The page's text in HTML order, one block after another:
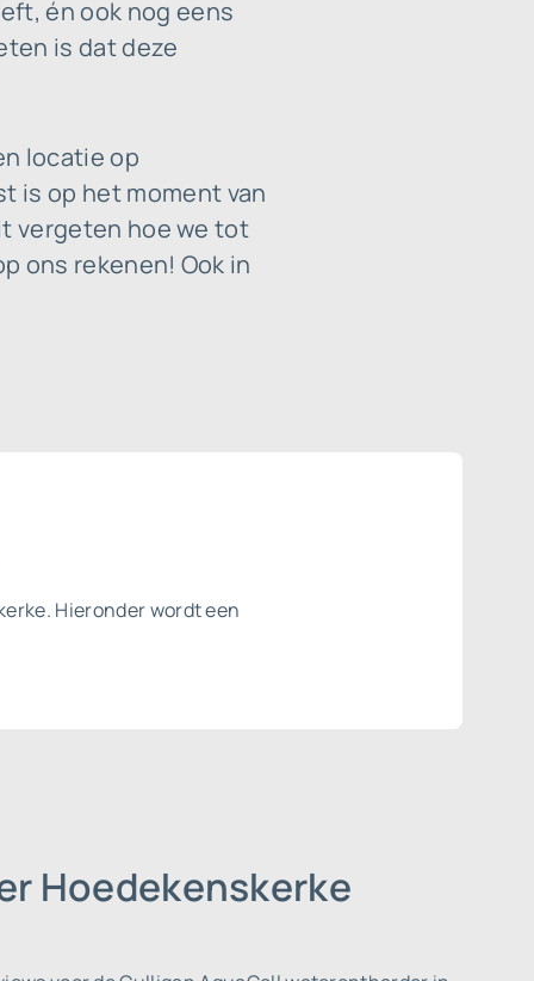
én ook nog eens
is dat deze
locatie op
is op het moment van
vergeten hoe we tot
ons rekenen! Ook in
Hieronder wordt een
Hoedekenskerke